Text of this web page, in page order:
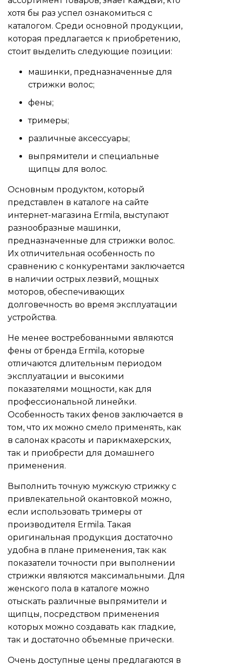
хотя бы раз успел ознакомиться с
каталогом. Среди основной продукции,
которая предлагается к приобретению,
стоит выделить следующие позиции:
машинки, предназначенные для
стрижки волос;
фены;
тримеры;
различные аксессуары;
выпрямители и специальные
щипцы для волос.
Основным продуктом, который
представлен в каталоге на сайте
интернет-магазина Ermila, выступают
разнообразные машинки,
предназначенные для стрижки волос.
Их отличительная особенность по
сравнению с конкурентами заключается
в наличии острых лезвий, мощных
моторов, обеспечивающих
долговечность во время эксплуатации
устройства.
Не менее востребованными являются
фены от бренда Ermila, которые
отличаются длительным периодом
эксплуатации и высокими
показателями мощности, как для
профессиональной линейки.
Особенность таких фенов заключается в
том, что их можно смело применять, как
в салонах красоты и парикмахерских,
так и приобрести для домашнего
применения.
Выполнить точную мужскую стрижку с
привлекательной окантовкой можно,
если использовать тримеры от
производителя Ermila. Такая
оригинальная продукция достаточно
удобна в плане применения, так как
показатели точности при выполнении
стрижки являются максимальными. Для
женского пола в каталоге можно
отыскать различные выпрямители и
щипцы, посредством применения
которых можно создавать как гладкие,
так и достаточно объемные прически.
Очень доступные цены предлагаются в